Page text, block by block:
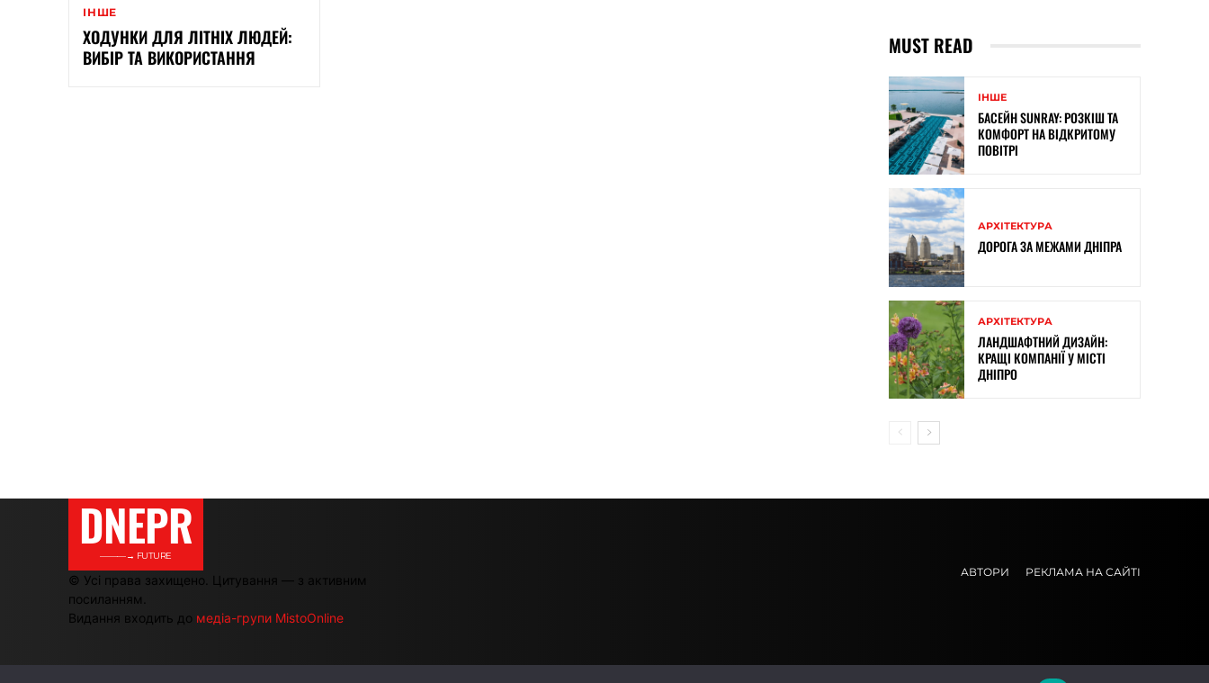
ІНШЕ
ХОДУНКИ ДЛЯ ЛІТНІХ ЛЮДЕЙ:
ВИБІР ТА ВИКОРИСТАННЯ
MUST READ
ІНШЕ
БАСЕЙН SUNRAY: РОЗКІШ ТА
КОМФОРТ НА ВІДКРИТОМУ
ПОВІТРІ
АРХІТЕКТУРА
ДОРОГА ЗА МЕЖАМИ ДНІПРА
АРХІТЕКТУРА
ЛАНДШАФТНИЙ ДИЗАЙН:
КРАЩІ КОМПАНІЇ У МІСТІ
ДНІПРО
DNEPR
———→ FUTURE
© Усі права захищено. Цитування — з активним
посиланням.
Видання входить до медіа-групи MistoOnline
АВТОРИ РЕКЛАМА НА САЙТІ